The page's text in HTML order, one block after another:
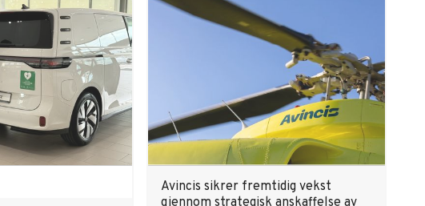
Avincis sikrer fremtidig vekst
gjennom strategisk anskaffelse av